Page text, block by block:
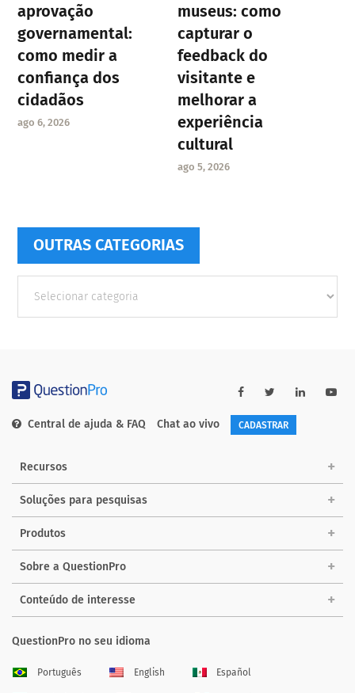
aprovação
governamental:
como medir a
confiança dos
cidadãos
ago 6, 2026
museus: como
capturar o
feedback do
visitante e
melhorar a
experiência
cultural
ago 5, 2026
OUTRAS CATEGORIAS
Categorias
Central de ajuda & FAQ Chat ao vivo CADASTRAR
Recursos
Soluções para pesquisas
Produtos
Sobre a QuestionPro
Conteúdo de interesse
QuestionPro no seu idioma
Português English Español